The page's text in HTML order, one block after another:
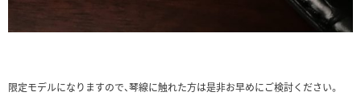
限定モデルになりますので、琴線に触れた方は是非お早めにご検討ください。